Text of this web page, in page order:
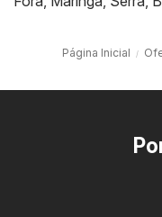
Página Inicial